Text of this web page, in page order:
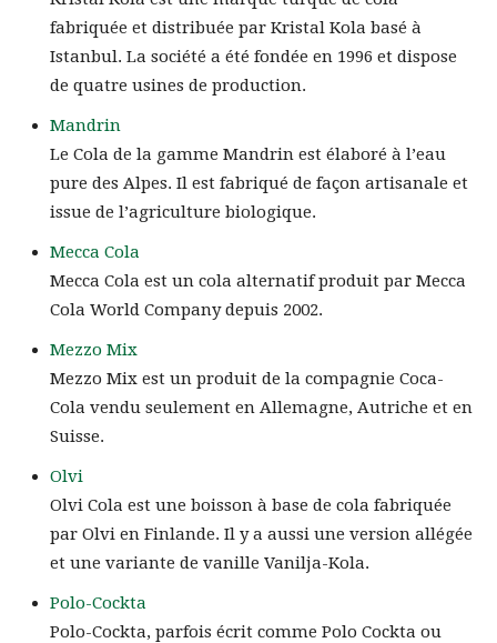
fabriquée et distribuée par Kristal Kola basé à
Istanbul. La société a été fondée en 1996 et dispose
de quatre usines de production.
Mandrin
Le Cola de la gamme Mandrin est élaboré à l’eau
pure des Alpes. Il est fabriqué de façon artisanale et
issue de l’agriculture biologique.
Mecca Cola
Mecca Cola est un cola alternatif produit par Mecca
Cola World Company depuis 2002.
Mezzo Mix
Mezzo Mix est un produit de la compagnie Coca-
Cola vendu seulement en Allemagne, Autriche et en
Suisse.
Olvi
Olvi Cola est une boisson à base de cola fabriquée
par Olvi en Finlande. Il y a aussi une version allégée
et une variante de vanille Vanilja-Kola.
Polo-Cockta
Polo-Cockta, parfois écrit comme Polo Cockta ou